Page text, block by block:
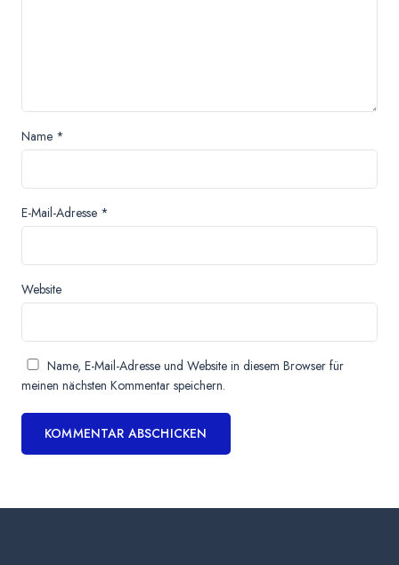
Name *
E-Mail-Adresse *
Website
Name, E-Mail-Adresse und Website in diesem Browser für
meinen nächsten Kommentar speichern.